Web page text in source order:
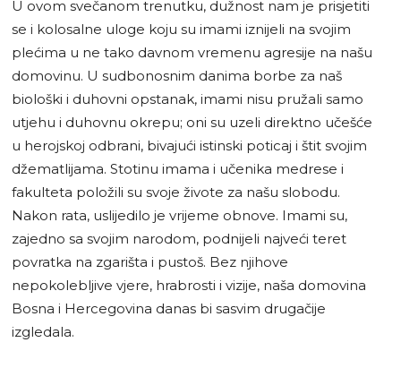
U ovom svečanom trenutku, dužnost nam je prisjetiti
se i kolosalne uloge koju su imami iznijeli na svojim
plećima u ne tako davnom vremenu agresije na našu
domovinu. U sudbonosnim danima borbe za naš
biološki i duhovni opstanak, imami nisu pružali samo
utjehu i duhovnu okrepu; oni su uzeli direktno učešće
u herojskoj odbrani, bivajući istinski poticaj i štit svojim
džematlijama. Stotinu imama i učenika medrese i
fakulteta položili su svoje živote za našu slobodu.
Nakon rata, uslijedilo je vrijeme obnove. Imami su,
zajedno sa svojim narodom, podnijeli najveći teret
povratka na zgarišta i pustoš. Bez njihove
nepokolebljive vjere, hrabrosti i vizije, naša domovina
Bosna i Hercegovina danas bi sasvim drugačije
izgledala.